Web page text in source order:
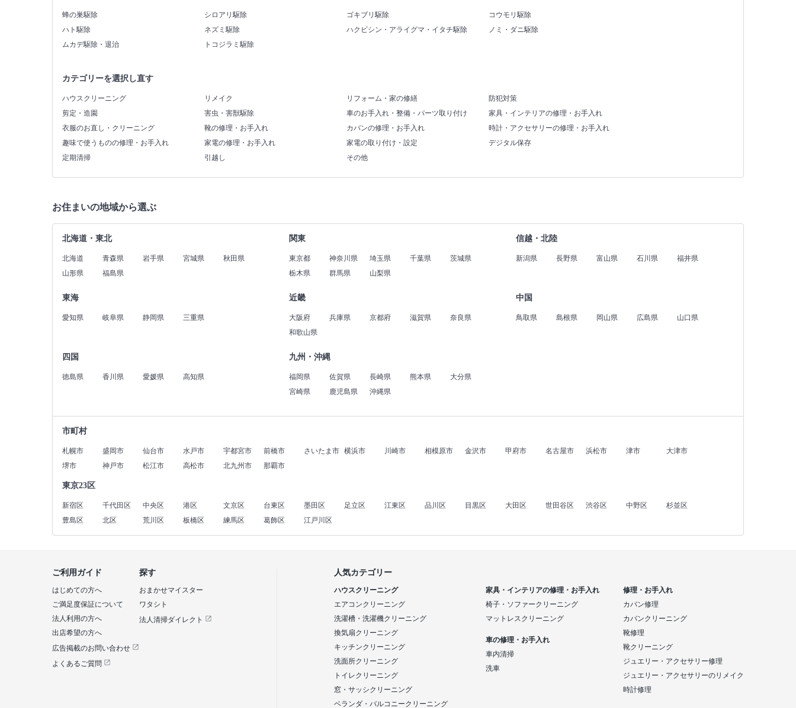
蜂の巣駆除 シロアリ駆除 ゴキブリ駆除
コウモリ駆除
ハト駆除
ネズミ駆除 ハクビシン・アライグマ・イタチ駆除
ノミ・ダニ駆除
ムカデ駆除・退治
トコジラミ駆除
カテゴリーを選択し直す
ハウスクリーニング リメイク リフォーム・家の修繕
防犯対策
剪定・造園
害虫・害獣駆除 車のお手入れ・整備・パーツ取り付け
家具・インテリアの修理・お手入れ
衣服のお直し・クリーニング
靴の修理・お手入れ カバンの修理・お手入れ
時計・アクセサリーの修理・お手入れ
趣味で使うものの修理・お手入れ
家電の修理・お手入れ 家電の取り付け・設定
デジタル保存
定期清掃
引越し その他
お住まいの地域から選ぶ
北海道・東北
北海道 青森県 岩手県 宮城県
秋田県
山形県
福島県
関東
東京都 神奈川県 埼玉県 千葉県
茨城県
栃木県
群馬県 山梨県
信越・北陸
新潟県 長野県 富山県 石川県 福井県
東海
愛知県 岐阜県 静岡県 三重県
近畿
大阪府 兵庫県 京都府 滋賀県
奈良県
和歌山県
中国
鳥取県 島根県 岡山県 広島県 山口県
四国
徳島県 香川県 愛媛県 高知県
九州・沖縄
福岡県 佐賀県 長崎県 熊本県
大分県
宮崎県
鹿児島県 沖縄県
市町村
札幌市 盛岡市 仙台市 水戸市 宇都宮市 前橋市 さいたま市 横浜市 川崎市 相模原市 金沢市 甲府市 名古屋市 浜松市 津市
大津市
堺市
神戸市 松江市 高松市 北九州市 那覇市
東京23区
新宿区 千代田区 中央区 港区 文京区 台東区 墨田区 足立区 江東区 品川区 目黒区 大田区 世田谷区 渋谷区 中野区
杉並区
豊島区
北区 荒川区 板橋区 練馬区 葛飾区 江戸川区
探す
おまかせマイスター
ワタシト
法人清掃ダイレクト
ご利用ガイド
はじめての方へ
ご満足度保証について
法人利用の方へ
出店希望の方へ
広告掲載のお問い合わせ
よくあるご質問
人気カテゴリー
ハウスクリーニング
エアコンクリーニング
洗濯槽・洗濯機クリーニング
換気扇クリーニング
キッチンクリーニング
洗面所クリーニング
トイレクリーニング
窓・サッシクリーニング
ベランダ・バルコニークリーニング
家具・インテリアの修理・お手入れ
椅子・ソファークリーニング
マットレスクリーニング
車の修理・お手入れ
車内清掃
洗車
修理・お手入れ
カバン修理
カバンクリーニング
靴修理
靴クリーニング
ジュエリー・アクセサリー修理
ジュエリー・アクセサリーのリメイク
時計修理